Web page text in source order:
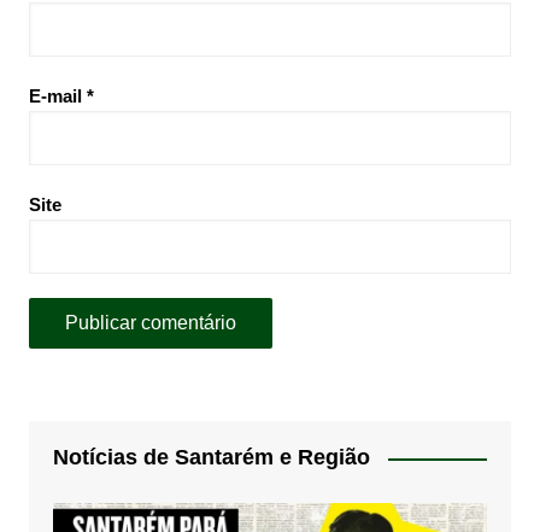
E-mail *
Site
Notícias de Santarém e Região